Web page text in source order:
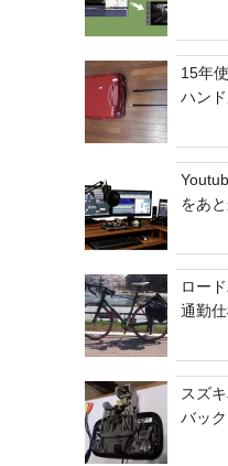
15年
ハン
をあ
ロー
通勤
スズ
バッ